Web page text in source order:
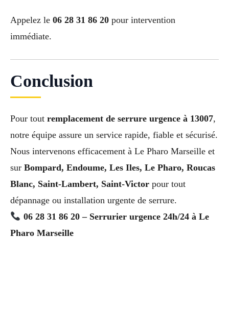
Appelez le 06 28 31 86 20 pour intervention
immédiate.
Conclusion
Pour tout remplacement de serrure urgence à 13007,
notre équipe assure un service rapide, fiable et sécurisé.
Nous intervenons efficacement à Le Pharo Marseille et
sur Bompard, Endoume, Les Iles, Le Pharo, Roucas
Blanc, Saint-Lambert, Saint-Victor pour tout
dépannage ou installation urgente de serrure.
06 28 31 86 20 – Serrurier urgence 24h/24 à Le
Pharo Marseille